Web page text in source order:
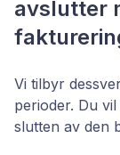
avslutter
Vi tilbyr
perioder. Du
slutten av den